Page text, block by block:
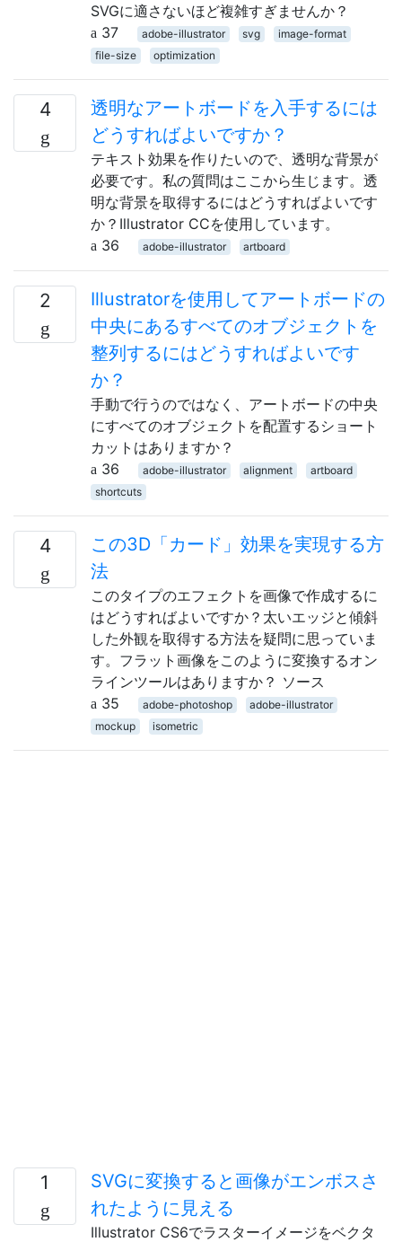
SVGに適さないほど複雑すぎませんか？
37
adobe-illustrator svg
image-format
file-size
optimization
4
透明なアートボードを入手するには
どうすればよいですか？
テキスト効果を作りたいので、透明な背景が
必要です。私の質問はここから生じます。透
明な背景を取得するにはどうすればよいです
か？Illustrator CCを使用しています。
36
adobe-illustrator artboard
2
Illustratorを使用してアートボードの
中央にあるすべてのオブジェクトを
整列するにはどうすればよいです
か？
手動で行うのではなく、アートボードの中央
にすべてのオブジェクトを配置するショート
カットはありますか？
36
adobe-illustrator alignment
artboard
shortcuts
4
この3D「カード」効果を実現する方
法
このタイプのエフェクトを画像で作成するに
はどうすればよいですか？太いエッジと傾斜
した外観を取得する方法を疑問に思っていま
す。フラット画像をこのように変換するオン
ラインツールはありますか？ ソース
35
adobe-photoshop
adobe-illustrator
mockup
isometric
1
SVGに変換すると画像がエンボスさ
れたように見える
Illustrator CS6でラスターイメージをベクタ